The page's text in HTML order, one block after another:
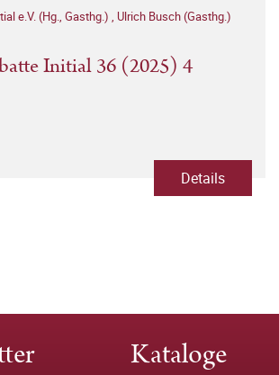
e.V. (Hg., Gasthg.) , Ulrich Busch (Gasthg.)
Initial 36 (2025) 4
Details
Kataloge